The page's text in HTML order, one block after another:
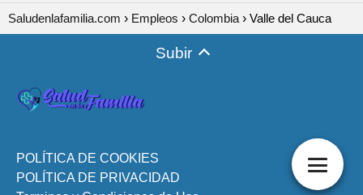
Saludenlafamilia.com Empleos Colombia Valle del Cauca
Subir
POLÍTICA DE COOKIES
POLÍTICA DE PRIVACIDAD